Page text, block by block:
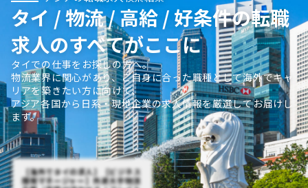
タイ / 物流 / 高給 / 好条件の転職
求人のすべてがここに
タイでの仕事をお探しの方へ。
物流業界に関心があり、ご自身に合った職種として海外でキャ
リアを築きたい方に向けて、
アジア各国から日系・現地企業の求人情報を厳選してお届けし
ます。
【海外でタイの求人】【ビジネス
開発マネージャー】外資大手物流